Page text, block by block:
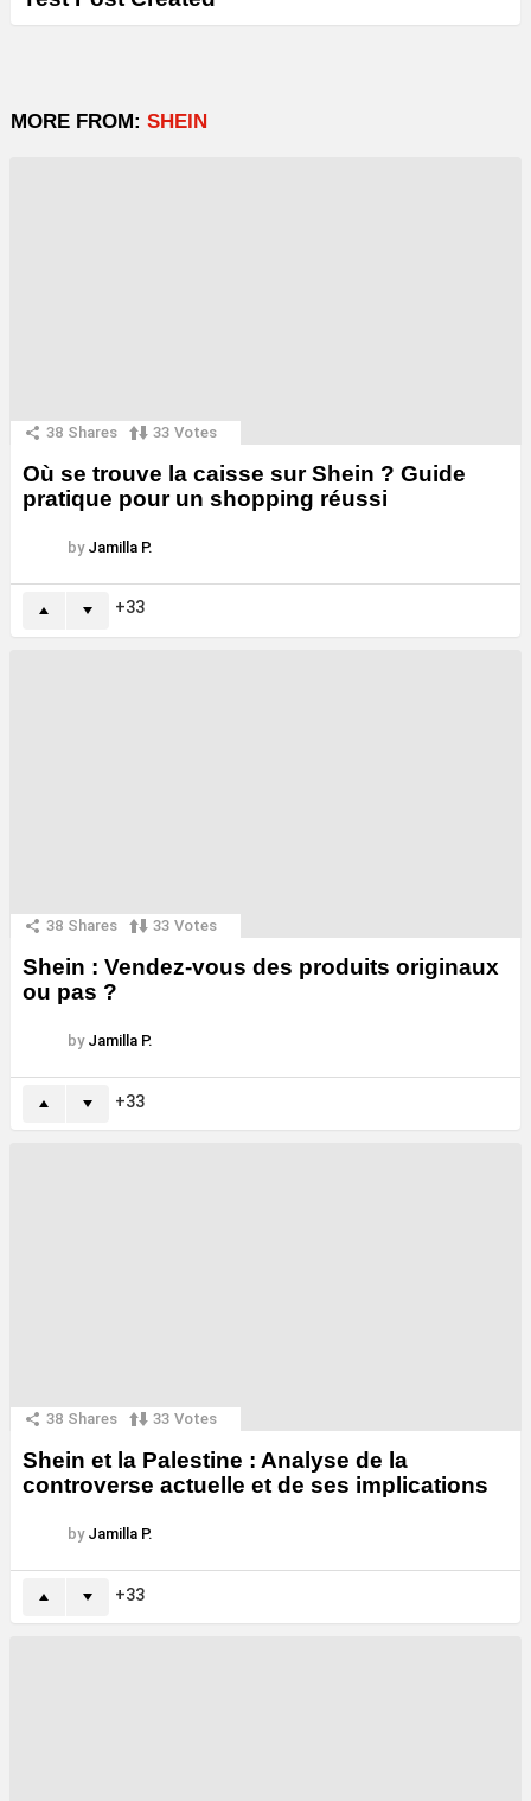
MORE FROM: SHEIN
38 Shares 33 Votes
Où se trouve la caisse sur Shein ? Guide
pratique pour un shopping réussi
by Jamilla P.
33
38 Shares 33 Votes
Shein : Vendez-vous des produits originaux
ou pas ?
by Jamilla P.
33
38 Shares 33 Votes
Shein et la Palestine : Analyse de la
controverse actuelle et de ses implications
by Jamilla P.
33